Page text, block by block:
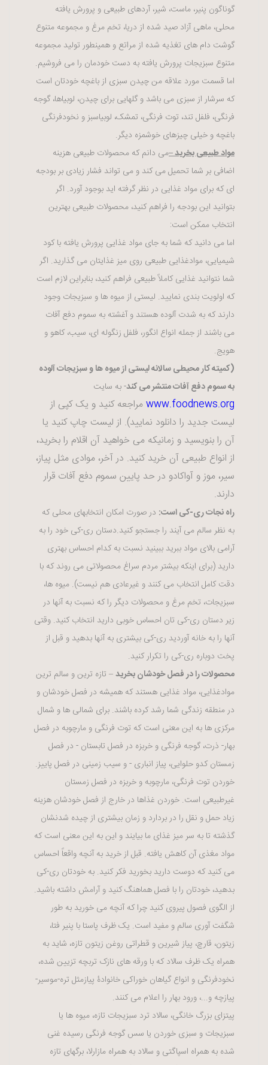
گوناگون پنیر، ماست، شیر، آردهای طبیعی و پرورش یافته
محلی، ماهی آزاد صید شده از دریا، تخم مرغ و مجموعه متنوع
گوشت دام های تغذیه شده از مراتع و همینطور تولید مجموعه
متنوع سبزیجات پرورش یافته به دست خودمان را می فروشیم.
اما قسمت مورد علاقه من چیدن سبزی از باغچه خودتان است
که سرشار از سبزی می باشد و گلهایی برای چیدن، لوبیاها، گوجه
فرنگی، فلفل تند، توت فرنگی، تمشک، لوبیاسبز و نخودفرنگی
باغچه و خیلی چیزهای خوشمزه دیگر.
مواد طبیعی بخرید –می دانم که محصولات طبیعی هزینه
اضافی بر شما تحمیل می کند و می تواند فشار زیادی بر بودجه
ای که برای مواد غذایی در نظر گرفته اید بوجود آورد. اگر
بتوانید این بودجه را فراهم کنید، محصولات طبیعی بهترین
انتخاب ممکن است:
اما می دانید که شما به جای مواد غذایی پرورش یافته با کود
شیمیایی، موادغذایی طبیعی روی میز غذایتان می گذارید. اگر
شما نتوانید غذایی کاملاً طبیعی فراهم کنید، بنابراین لازم است
که اولویت بندی نمایید. لیستی از میوه ها و سبزیجات وجود
دارند که به شدت آلوده هستند و آغشته به سموم دفع آفات
می باشند از جمله انواع انگور، فلفل زنگوله ای، سیب، کاهو و
هویج.
(کمیته کار محیطی سالانه لیستی از میوه ها و سبزیجات آلوده
به سموم دفع آفات منتشر می کند- به سایت
www.foodnews.orgمراجعه کنید و یک کپی از
لیست جدید را دانلود نمایید). از لیست چاپ کنید یا
آن را بنویسید و زمانیکه می خواهید آن اقلام را بخرید،
از انواع طبیعی آن خرید کنید. در آخر، موادی مثل پیاز،
سیر، موز و آواکادو در حد پایین سموم دفع آفات قرار
دارند.
راه نجات ری-کی است: در صورت امکان انتخابهای محلی که
به نظر سالم می آیند را جستجو کنید.دستان ری-کی خود را به
آرامی بالای مواد ببرید ببینید نسبت به کدام احساس بهتری
دارید (برای اینکه بیشتر مردم سراغ محصولاتی می روند که با
دقت کامل انتخاب می کنند و غیرعادی هم نیست). میوه ها،
سبزیجات، تخم مرغ و محصولات دیگر را که نسبت به آنها در
زیر دستان ری-کی تان احساس خوبی دارید انتخاب کنید. وقتی
آنها را به خانه آوردید ری-کی بیشتری به آنها بدهید و قبل از
پخت دوباره ری-کی را تکرار کنید.
محصولات را در فصل خودشان بخرید– تازه ترین و سالم ترین
موادغذایی، مواد غذایی هستند که همیشه در فصل خودشان و
در منطقه زندگی شما رشد کرده باشند. برای شمالی ها و شمال
مرکزی ها به این معنی است که توت فرنگی و مارچوبه در فصل
بهار- ذرت، گوجه فرنگی و خربزه در فصل تابستان - در فصل
زمستان کدو حلوایی، پیاز انباری - و سیب زمینی در فصل پاییز.
خوردن توت فرنگی، مارچوبه و خربزه در فصل زمستان
غیرطبیعی است. خوردن غذاها در خارج از فصل خودشان هزینه
زیاد حمل و نقل را در بردارد و زمان بیشتری از چیده شدنشان
گذشته تا به سر میز غذای ما بیایند و این به این معنی است که
مواد مغذی آن کاهش یافته. قبل از خرید به آنچه واقعاً احساس
می کنید که دوست دارید بخورید فکر کنید. به خودتان ری-کی
بدهید، خودتان را با فصل هماهنگ کنید و آرامش داشته باشید.
از الگوی فصول پیروی کنید چرا که آنچه می خورید به طور
شگفت آوری سالم و مفید است. یک ظرف پاستا با پنیر فتا،
زیتون، قارچ، پیاز شیرین و قطراتی روغن زیتون تازه، شاید به
همراه یک ظرف سالاد که با ورقه های نازک تربچه تزیین شده،
نخودفرنگی و انواع گیاهان خوراکی خانوادۀ پیازمثل تره-موسیر-
پیازچه و...، ورود بهار را اعلام می کنند.
پیتزای بزرگ خانگی، سالاد ترد سبزیجات تازه، میوه ها یا
سبزیجات و سبزی خوردن یا سس گوجه فرنگی رسیده غنی
شده به همراه اسپاگتی و سالاد به همراه مازارلا، برگهای تازه